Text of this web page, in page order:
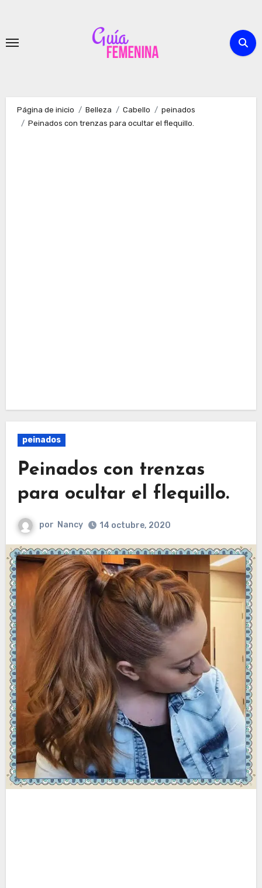
contenido
Página de inicio Belleza Cabello
peinados
Peinados con trenzas para ocultar el flequillo.
peinados
Peinados con trenzas
para ocultar el flequillo.
por Nancy 14 octubre, 2020